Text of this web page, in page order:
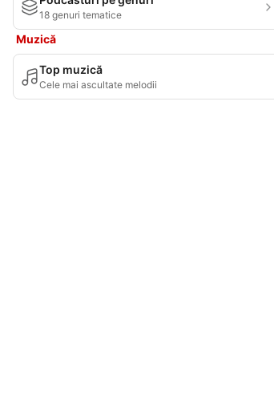
18 genuri tematice
Muzică
Top muzică
Cele mai ascultate melodii